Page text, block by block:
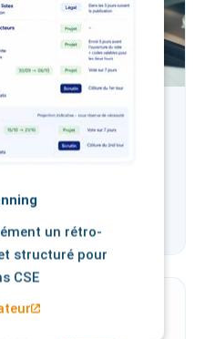
est comptabilisé
procède au dépouillement.
un rétro-
structuré pour
CSE